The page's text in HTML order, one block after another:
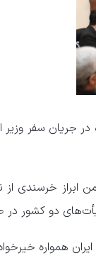
جریان سفر وزیر
ابراز خرسندی
دو کشور
ایران همواره